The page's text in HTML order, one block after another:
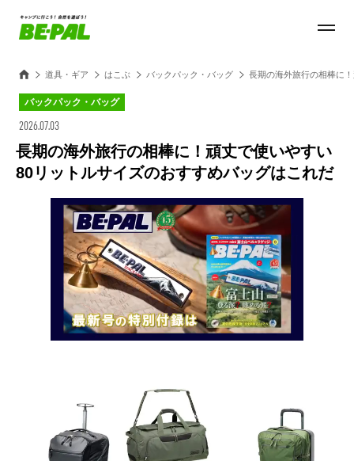
道具・ギア はこぶ バックパック・バッグ 長期の海外旅行の相棒に
バックパック・バッグ
2026.07.03
長期の海外旅行の相棒に！頑丈で使いやすい
80リットルサイズのおすすめバッグはこれだ